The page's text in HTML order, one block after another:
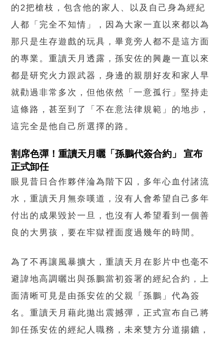
的2把槍枝，包含他的家人、以及自己身為經紀
人都「完全不知情」，因為大家一直以來都以為
那只是生存遊戲的玩具，畢竟旁人都不是這方面
的專業。重讀天月透露，孫安佐的興趣一直以來
都是研究火力跟武器，身邊的親朋好友和家人早
就勸過非常多次，但他依然「一意孤行」堅持走
這條路，甚至到了「不在意法律規範」的地步，
這完全是他自己所選擇的路。
割席色彈！重讀天月曬「孫鵬代簽合約」 宣布
正式卸任
眼見昔日合作夥伴淪為階下囚，多年心血付諸流
水，重讀天月無奈嘆道，沒有人會希望自己多年
付出的成果毀於一旦，也沒有人希望看到一個善
良的大男孩，要在牢獄裡面度過幾年的時間。
為了不再讓風暴擴大，重讀天月在影片中也毫不
避諱地高調曬出與孫鵬當初簽署的經紀合約，上
面清晰可見是由孫安佐的父親「孫鵬」代為簽
名。重讀天月藉此拋出震撼彈，正式宣布自己將
卸任孫安佐的經紀人職務，未來雙方分道揚鑣，